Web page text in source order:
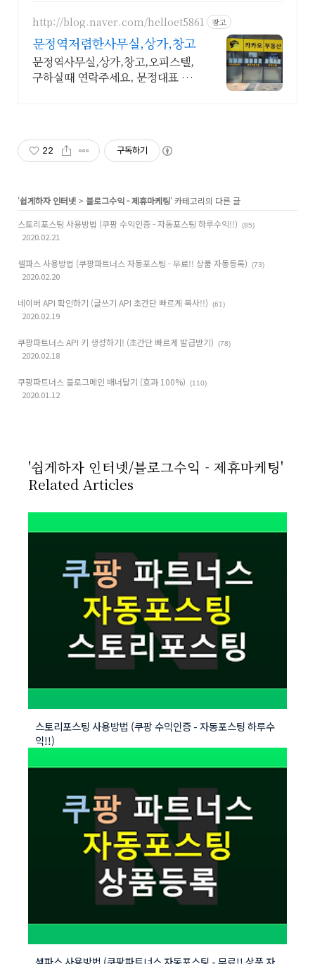
http://blog.naver.com/helloet5861 광고
문정역저렴한사무실,상가,창고
문정역사무실,상가,창고,오피스텔,
구하실때 연락주세요, 문정대표 카
22 구독하기
'쉽게하자 인터넷 > 블로그수익 - 제휴마케팅' 카테고리의 다른 글
스토리포스팅 사용방법 (쿠팡 수익인증 - 자동포스팅 하루수익!!)
(85)
2020.02.21
셀파스 사용방법 (쿠팡파트너스 자동포스팅 - 무료!! 상품 자동등록) (73)
2020.02.20
네이버 API 확인하기 (글쓰기 API 초간단 빠르게 복사!!) (61)
2020.02.19
쿠팡파트너스 API 키 생성하기! (초간단 빠르게 발급받기) (78)
2020.02.18
쿠팡파트너스 블로그메인 배너달기 (효과 100%) (110)
2020.01.12
'쉽게하자 인터넷/블로그수익 - 제휴마케팅'
Related Articles
스토리포스팅 사용방법 (쿠팡 수익인증 - 자동포스팅 하루수
익!!)